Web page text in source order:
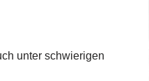
unter schwierigen